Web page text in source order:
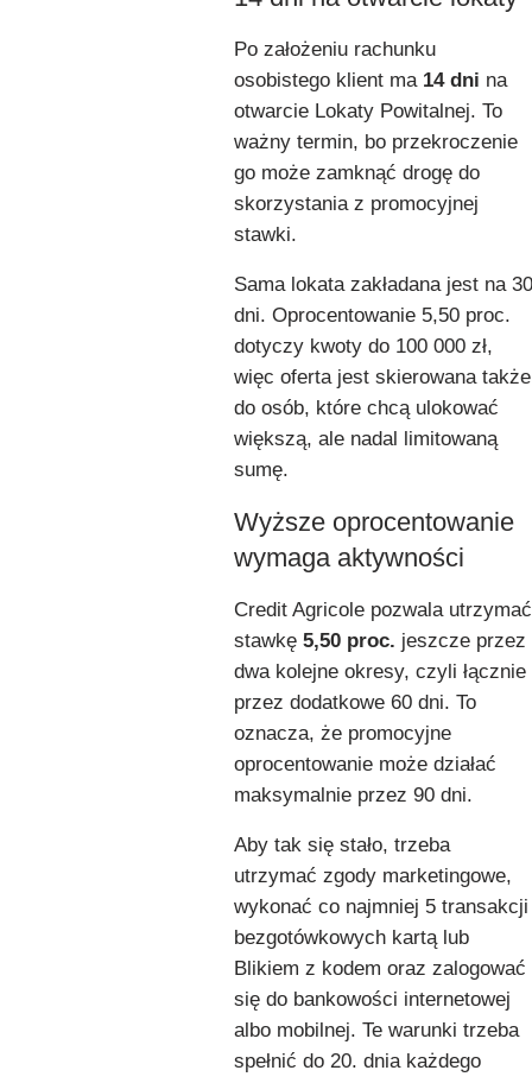
Po założeniu rachunku
osobistego klient ma 14 dni na
otwarcie Lokaty Powitalnej. To
ważny termin, bo przekroczenie
go może zamknąć drogę do
skorzystania z promocyjnej
stawki.
Sama lokata zakładana jest na 30
dni. Oprocentowanie 5,50 proc.
dotyczy kwoty do 100 000 zł,
więc oferta jest skierowana także
do osób, które chcą ulokować
większą, ale nadal limitowaną
sumę.
Wyższe oprocentowanie
wymaga aktywności
Credit Agricole pozwala utrzymać
stawkę 5,50 proc. jeszcze przez
dwa kolejne okresy, czyli łącznie
przez dodatkowe 60 dni. To
oznacza, że promocyjne
oprocentowanie może działać
maksymalnie przez 90 dni.
Aby tak się stało, trzeba
utrzymać zgody marketingowe,
wykonać co najmniej 5 transakcji
bezgotówkowych kartą lub
Blikiem z kodem oraz zalogować
się do bankowości internetowej
albo mobilnej. Te warunki trzeba
spełnić do 20. dnia każdego